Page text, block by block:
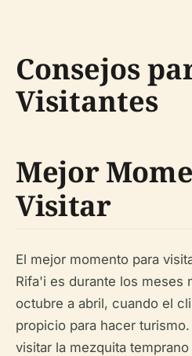
Consejos
Visitantes
Mejor
Visitar
El mejor momento para
Rifa'i es durante los meses
octubre a abril, cuando el
propicio para hacer
visitar la mezquita